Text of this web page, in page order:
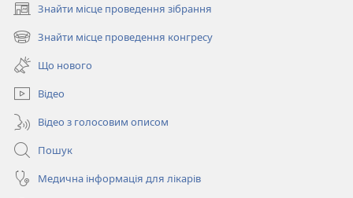
Знайти місце проведення зібрання
(відкривається
у
новому
вікні)
Знайти місце проведення конгресу
(відкривається
новому
вікні)
Що нового
Відео
Відео з голосовим описом
Пошук
Медична інформація для лікарів